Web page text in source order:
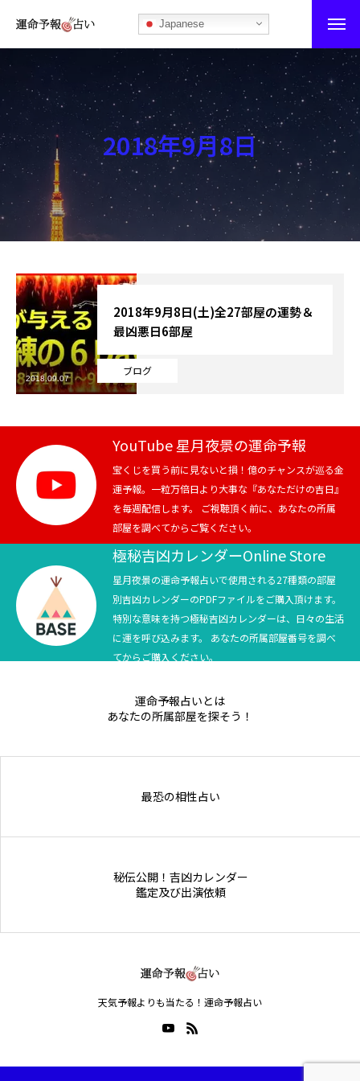
Japanese
運命予報占い
運命予報占いとは
あなたの所属部屋を探そう！
最恐の相性占い
秘伝公開！吉凶カレンダー
記事カテゴリー
ブログ
お知らせ
芸能界
テニス
スポーツ
競馬
テニス四大大会・五輪
テニス四大大会・五輪
2018年9月8日
ブログ
2018年9月8日(土)全27部屋の運勢＆
最凶悪日6部屋
2018.09.07
YouTube 星月夜景の運命予報
宝くじを買う前に見ないと損！億のチャンスが巡る金
運予報。一粒万倍日より大事な『あなただけの吉日』
を毎週配信します。 ご視聴頂く前に、あなたの所属
部屋を調べてからご覧ください。
極秘吉凶カレンダーOnline Store
星月夜景の運命予報占いで使用される27種類の部屋
別吉凶カレンダーのPDFファイルをご購入頂けます。
特別な意味を持つ極秘吉凶カレンダーは、日々の生活
に運を呼び込みます。 あなたの所属部屋番号を調べ
てからご購入ください。
運命予報占いとは
あなたの所属部屋を探そう！
最恐の相性占い
秘伝公開！吉凶カレンダー
鑑定及び出演依頼
天気予報よりも当たる！運命予報占い